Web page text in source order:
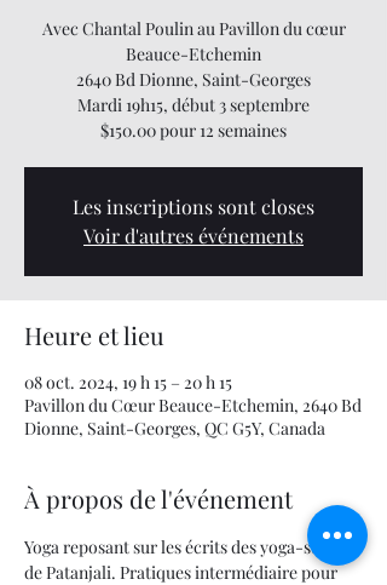
Avec Chantal Poulin au Pavillon du cœur
Beauce-Etchemin
2640 Bd Dionne, Saint-Georges
Mardi 19h15, début 3 septembre
$150.00 pour 12 semaines
Les inscriptions sont closes
Voir d'autres événements
Heure et lieu
08 oct. 2024, 19 h 15 – 20 h 15
Pavillon du Cœur Beauce-Etchemin, 2640 Bd
Dionne, Saint-Georges, QC G5Y, Canada
À propos de l'événement
Yoga reposant sur les écrits des yoga-sutra
de Patanjali. Pratiques intermédiaire pour